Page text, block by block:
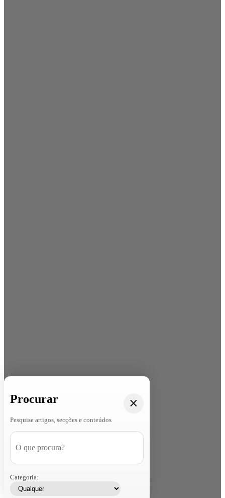
Procurar
Pesquise artigos, secções e conteúdos
Categoria: